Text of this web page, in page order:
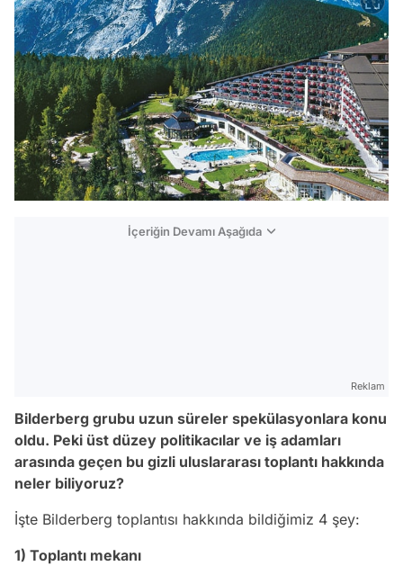
İçeriğin Devamı Aşağıda
Reklam
Bilderberg grubu uzun süreler spekülasyonlara konu
oldu. Peki üst düzey politikacılar ve iş adamları
arasında geçen bu gizli uluslararası toplantı hakkında
neler biliyoruz?
İşte Bilderberg toplantısı hakkında bildiğimiz 4 şey:
1) Toplantı mekanı